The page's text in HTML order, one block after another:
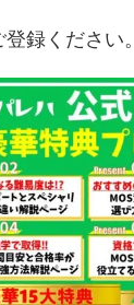
録ください。